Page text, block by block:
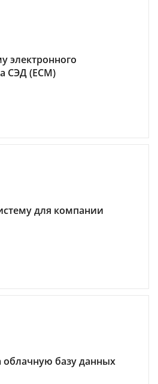
электронного
СЭД (ECM)
для компании
базу данных